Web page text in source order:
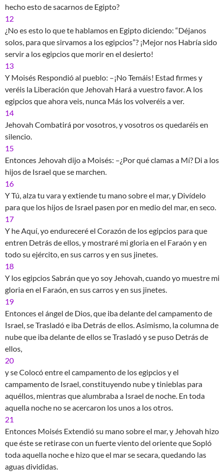
hecho esto de sacarnos de Egipto?
12
¿No es esto lo que te hablamos en Egipto diciendo: “Déjanos
solos, para que sirvamos a los egipcios”? ¡Mejor nos Habría sido
servir a los egipcios que morir en el desierto!
13
Y Moisés Respondió al pueblo: –¡No Temáis! Estad firmes y
veréis la Liberación que Jehovah Hará a vuestro favor. A los
egipcios que ahora veis, nunca Más los volveréis a ver.
14
Jehovah Combatirá por vosotros, y vosotros os quedaréis en
silencio.
15
Entonces Jehovah dijo a Moisés: –¿Por qué clamas a Mí? Di a los
hijos de Israel que se marchen.
16
Y Tú, alza tu vara y extiende tu mano sobre el mar, y Divídelo
para que los hijos de Israel pasen por en medio del mar, en seco.
17
Y he Aquí, yo endureceré el Corazón de los egipcios para que
entren Detrás de ellos, y mostraré mi gloria en el Faraón y en
todo su ejército, en sus carros y en sus jinetes.
18
Y los egipcios Sabrán que yo soy Jehovah, cuando yo muestre mi
gloria en el Faraón, en sus carros y en sus jinetes.
19
Entonces el ángel de Dios, que iba delante del campamento de
Israel, se Trasladó e iba Detrás de ellos. Asimismo, la columna de
nube que iba delante de ellos se Trasladó y se puso Detrás de
ellos,
20
y se Colocó entre el campamento de los egipcios y el
campamento de Israel, constituyendo nube y tinieblas para
aquéllos, mientras que alumbraba a Israel de noche. En toda
aquella noche no se acercaron los unos a los otros.
21
Entonces Moisés Extendió su mano sobre el mar, y Jehovah hizo
que éste se retirase con un fuerte viento del oriente que Sopló
toda aquella noche e hizo que el mar se secara, quedando las
aguas divididas.